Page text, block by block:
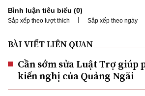
Bình luận tiêu biểu (0)
Sắp xếp theo lượt thích | Sắp xếp theo ngày
BÀI VIẾT LIÊN QUAN
Cần sớm sửa Luật Trợ giúp
kiến nghị của Quảng Ngãi